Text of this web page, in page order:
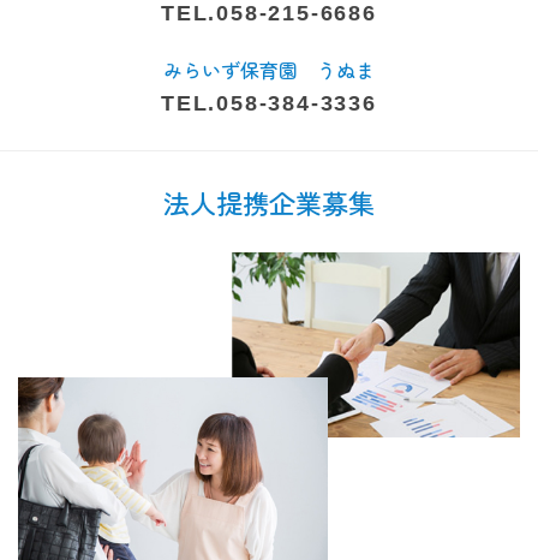
TEL.058-215-6686
みらいず保育園 うぬま
TEL.058-384-3336
法人提携企業募集